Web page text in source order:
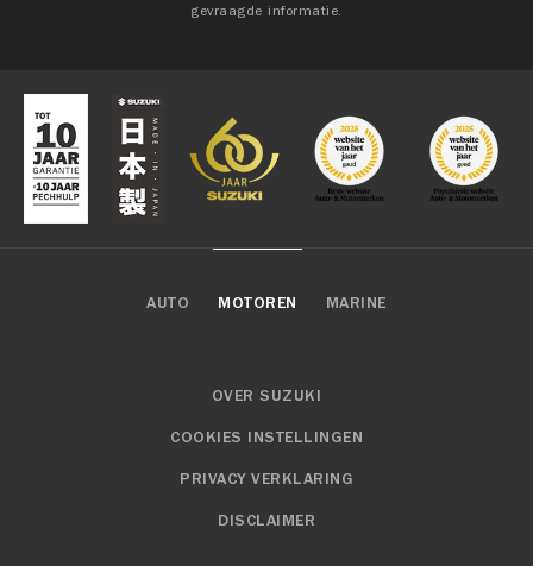
gevraagde informatie.
AUTO MOTOREN MARINE
OVER SUZUKI
COOKIES INSTELLINGEN
PRIVACY VERKLARING
DISCLAIMER